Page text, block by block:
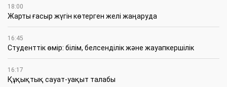
18:00
Жарты ғасыр жүгін көтерген желі жаңаруда
16:45
Студенттік өмір: білім, белсенділік және жауапкершілік
16:17
Құқықтық сауат-уақыт талабы